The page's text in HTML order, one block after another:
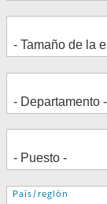
Dirección
País/región